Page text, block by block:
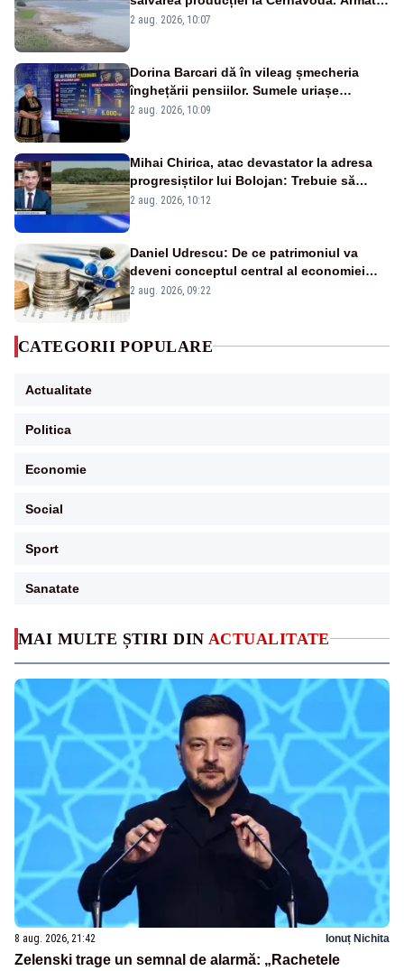
MAI MULTE ȘTIRI DIN ACTUALITATE
8 aug. 2026, 21:42 Ionuț Nichita
Zelenski trage un semnal de alarmă: „Rachetele
va detona o stâncă și va devia apa
2 aug. 2026, 10:07
Dorina Barcari dă în vileag șmecheria
înghețării pensiilor. Sumele uriașe
pierdute de fiecare român
2 aug. 2026, 10:09
Mihai Chirica, atac devastator la adresa
progresiștilor lui Bolojan: Trebuie să
protejăm și natura, dar nu șținem omaneii
2 aug. 2026, 10:12
Daniel Udrescu: De ce patrimoniul va
deveni conceptul central al economiei
viitoare?
2 aug. 2026, 09:22
CATEGORII POPULARE
Actualitate
Politica
Economie
Social
Sport
Sanatate